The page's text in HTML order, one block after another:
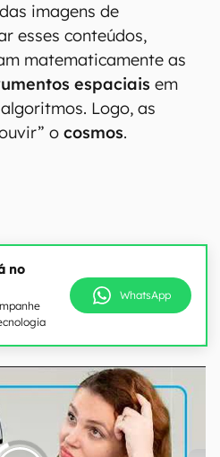
imagens de
esses conteúdos,
matematicamente as
espaciais em
Logo, as
o cosmos.
no
WhatsApp